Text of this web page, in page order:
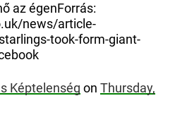
az égenForrás:
news/article-
took-form-giant-
Képtelenség on Thursday,